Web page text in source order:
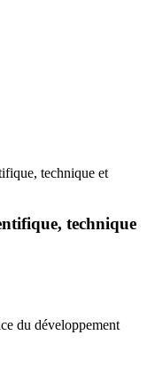
technique et
technique
du développement